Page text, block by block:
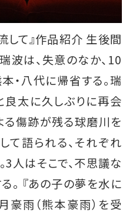
て』作品紹介 生後間
波は、失意のなか、10
・八代に帰省する。瑞
太に久しぶりに再会
る傷跡が残る球磨川を
て語られる、それぞれ
3人はそこで、不思議な
。 『あの子の夢を水に
豪雨（熊本豪雨）を受